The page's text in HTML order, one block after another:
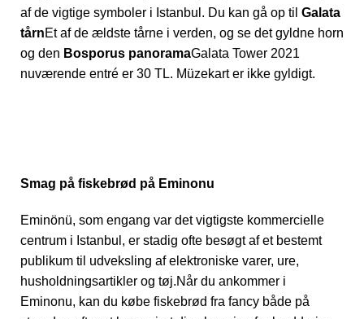
af de vigtige symboler i Istanbul. Du kan gå op til Galata
tårnEt af de ældste tårne i verden, og se det gyldne horn
og den Bosporus panoramaGalata Tower 2021
nuværende entré er 30 TL. Müzekart er ikke gyldigt.
Smag på fiskebrød på Eminonu
Eminönü, som engang var det vigtigste kommercielle
centrum i Istanbul, er stadig ofte besøgt af et bestemt
publikum til udveksling af elektroniske varer, ure,
husholdningsartikler og tøj.Når du ankommer i
Eminonu, kan du købe fiskebrød fra fancy både på